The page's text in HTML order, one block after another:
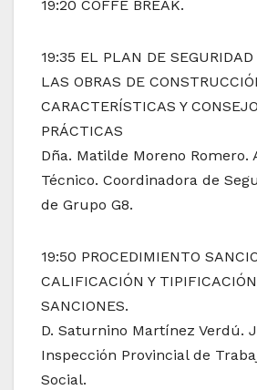
19:20 COFFE BREAK.
19:35 EL PLAN DE
LAS OBRAS DE
CARACTERÍSTICAS Y
PRÁCTICAS
Dña. Matilde Moreno Romero.
Técnico. Coordinadora de
de Grupo G8.
19:50 PROCEDIMIENTO
CALIFICACIÓN Y
SANCIONES.
D. Saturnino Martínez Verdú.
Inspección Provincial de
Social.